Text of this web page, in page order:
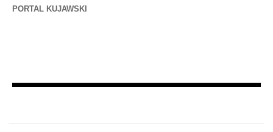
PORTAL KUJAWSKI